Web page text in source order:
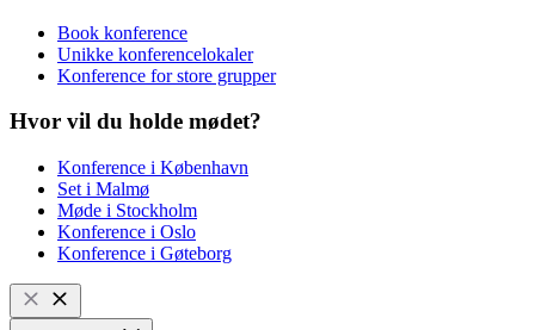
Book konference
Unikke konferencelokaler
Konference for store grupper
Hvor vil du holde mødet?
Konference i København
Set i Malmø
Møde i Stockholm
Konference i Oslo
Konference i Gøteborg